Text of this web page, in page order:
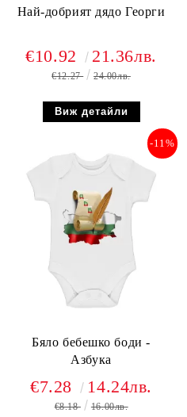
Най-добрият дядо Георги
€10.92 21.36лв.
€12.27 24.00лв.
Виж детайли
Бяло бебешко боди -
Азбука
-11%
€7.28 14.24лв.
€8.18 16.00лв.